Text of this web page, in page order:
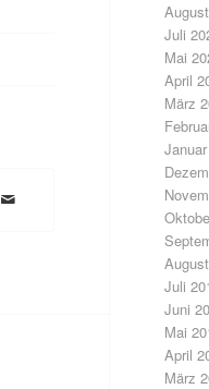
Juli
Mai
April
März
Juli
Juni
Mai
April
März